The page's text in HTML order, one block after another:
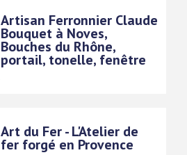
Artisan Ferronnier Claude
Bouquet à Noves,
Bouches du Rhône,
portail, tonelle, fenêtre
Art du Fer - L'Atelier de
fer forgé en Provence